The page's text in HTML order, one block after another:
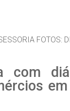
FOTOS:
com